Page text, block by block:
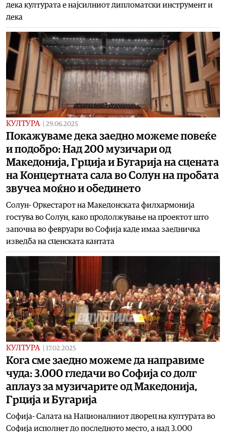
дека културата е најсилниот дипломатски инструмент и
дека
КУЛТУРА 29.06.2025
Покажуваме дека заедно можеме повеќе
и подобро: Над 200 музичари од
Македонија, Грција и Бугарија на сцената
на Концертната сала во Солун на пробата
звучеа моќно и обединето
Солун- Оркестарот на Македонската филхармонија
гостува во Солун, како продолжување на проектот што
започна во февруари во Софија каде имаа заедничка
изведба на сценската кантата
КУЛТУРА 17.02.2025
Кога сме заедно можеме да направиме
чуда: 3.000 гледачи во Софија со долг
аплауз за музичарите од Македонија,
Грција и Бугарија
Софија- Салата на Националниот дворец на културата во
Софија исполнет до последното место, а над 3.000